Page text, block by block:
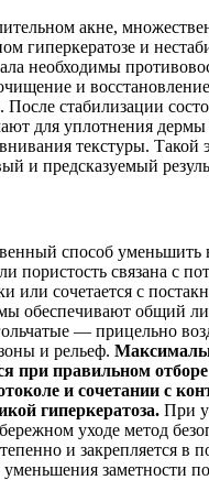
акне,
гиперкератозе и
необходимы
и
После стабилизации
для уплотнения дермы
текстуры. Такой
и предсказуемый
способ уменьшить
пористость связана с
или сочетается с
обеспечивают общий
— прицельно
и рельеф.
при правильном
и сочетании с
гиперкератоза. При
уходе метод
и закрепляется в
уменьшения заметности